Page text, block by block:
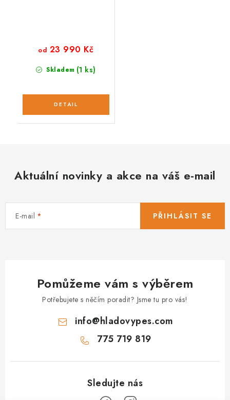
Skladem (1 ks)
od 23 990 Kč
Aktuální novinky a akce na váš e-mail
E-mail PŘIHLÁSIT SE
Pomůžeme vám s výběrem
Potřebujete s něčím poradit? Jsme tu pro vás!
info@hladovypes.com
775 719 819